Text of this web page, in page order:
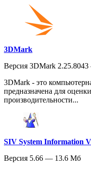
3DMark
Версия 3DMark
3DMark - это
предназначена для
производительности...
SIV System Information
Версия 5.66 — 13.6 Мб